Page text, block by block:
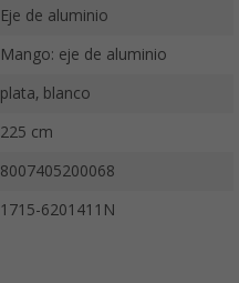
Eje de aluminio
Mango: eje de aluminio
plata, blanco
225 cm
8007405200068
1715-6201411N